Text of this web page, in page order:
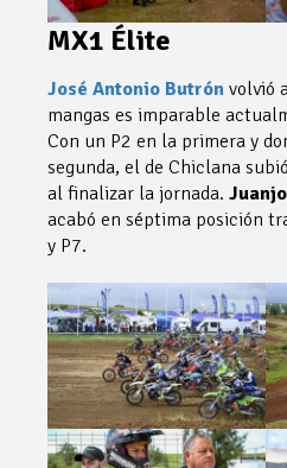
MX1 Élite
José Antonio Butrón volvió
mangas es imparable
Con un P2 en la primera y
segunda, el de Chiclana
al finalizar la jornada.
acabó en séptima posición
y P7.